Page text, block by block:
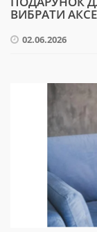
ВИБРАТИ
02.06.2026